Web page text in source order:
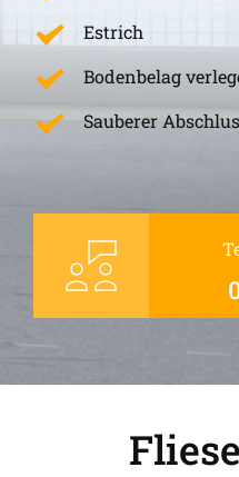
Estrich
Bodenbelag
Sauberer